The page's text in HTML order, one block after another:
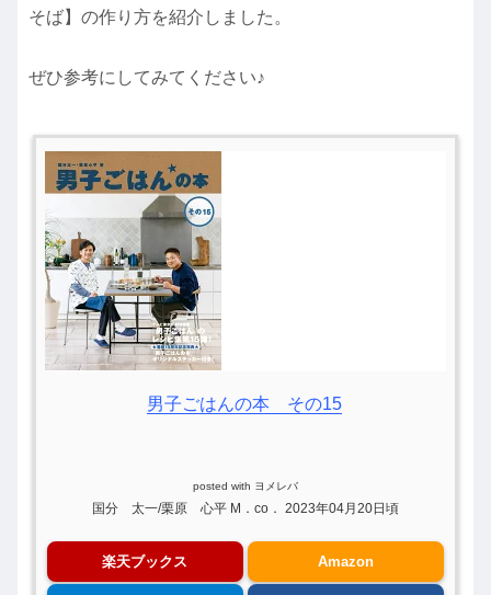
そば】の作り方を紹介しました。
ぜひ参考にしてみてください♪
男子ごはんの本 その15
posted with ヨメレバ
国分 太一/栗原 心平 M．co． 2023年04月20日頃
楽天ブックス Amazon